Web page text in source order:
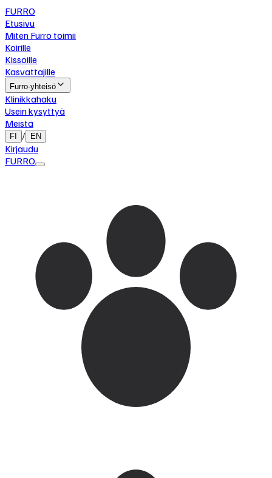
FURRO
Etusivu
Miten Furro toimii
Koirille
Kissoille
Kasvattajille
Furro-yhteisö
Klinikkahaku
Usein kysyttyä
Meistä
FI / EN
Kirjaudu
FURRO